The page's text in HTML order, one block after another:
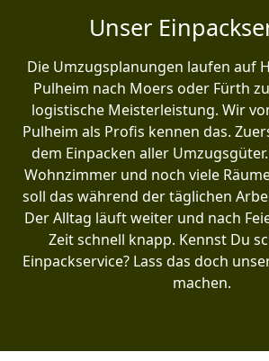
Unser
Die Umzugsplanungen laufen auf
Pulheim nach Moers oder Fürth
logistische Meisterleistung. Wir
Pulheim als Profis kennen das.
dem Einpacken aller
Wohnzimmer und noch viele
soll das während der täglichen
Der Alltag läuft weiter und nach
Zeit schnell knapp. Kennst Du
Einpackservice? Lass das doch
machen.